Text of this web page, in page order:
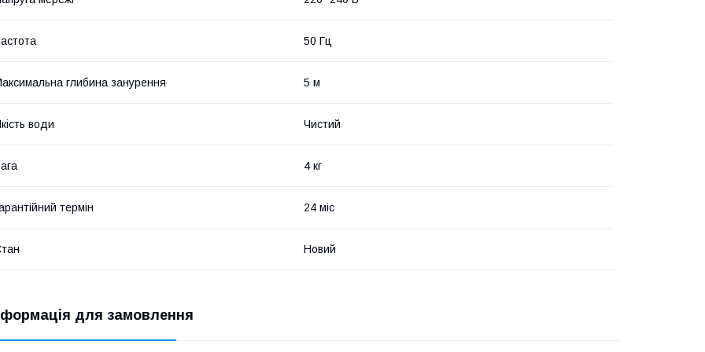
50 Гц
глибина занурення 5 м
води Чистий
4 кг
термін 24 міс
Новий
для замовлення